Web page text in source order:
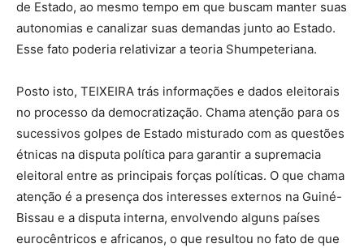
de Estado, ao mesmo tempo em que buscam manter suas
autonomias e canalizar suas demandas junto ao Estado.
Esse fato poderia relativizar a teoria Shumpeteriana.
Posto isto, TEIXEIRA trás informações e dados eleitorais
no processo da democratização. Chama atenção para os
sucessivos golpes de Estado misturado com as questões
étnicas na disputa política para garantir a supremacia
eleitoral entre as principais forças políticas. O que chama
atenção é a presença dos interesses externos na Guiné-
Bissau e a disputa interna, envolvendo alguns países
eurocêntricos e africanos, o que resultou no fato de que